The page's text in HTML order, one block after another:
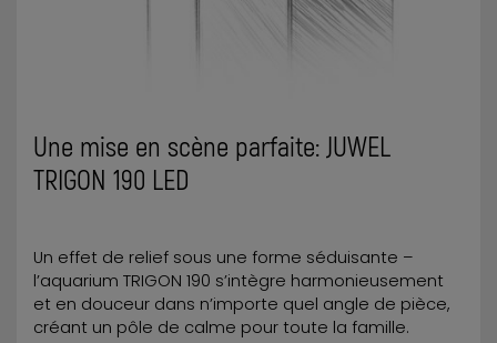
Une mise en scène parfaite: JUWEL
TRIGON 190 LED
Un effet de relief sous une forme séduisante –
l’aquarium TRIGON 190 s’intègre harmonieusement
et en douceur dans n’importe quel angle de pièce,
créant un pôle de calme pour toute la famille.